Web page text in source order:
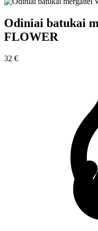
Odiniai batukai
FLOWER
32 €